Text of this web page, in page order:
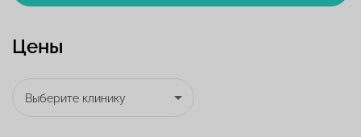
Цены
Выберите клинику